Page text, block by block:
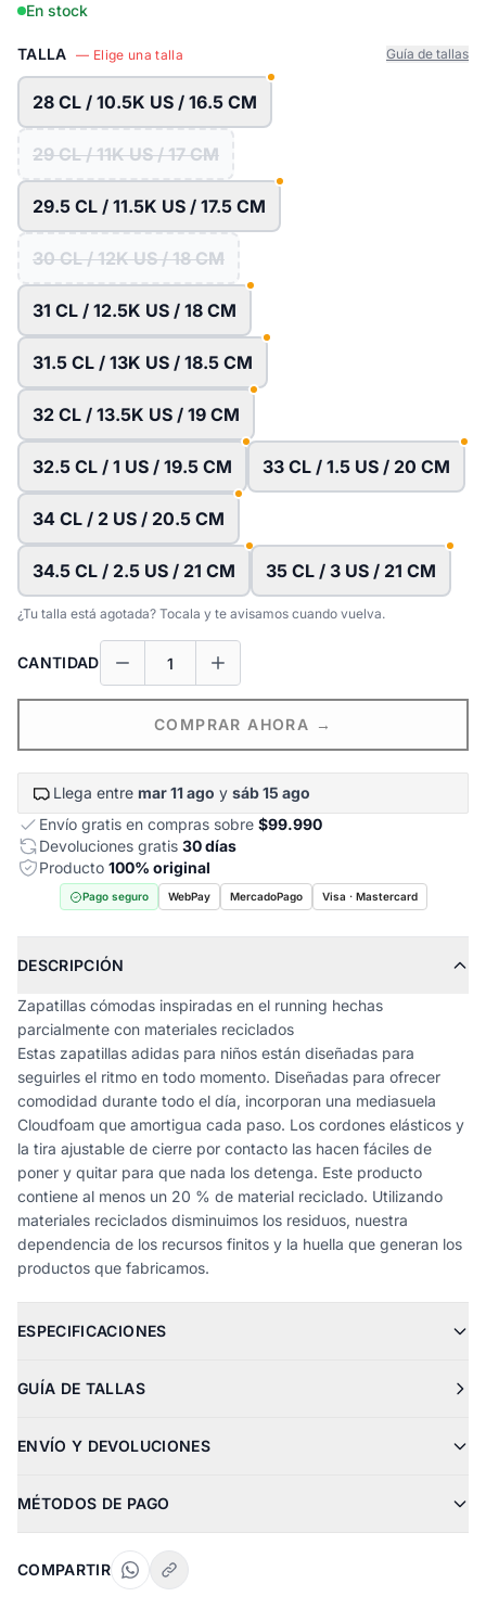
En stock
TALLA — Elige una talla Guía de tallas
28 CL / 10.5K US / 16.5 CM
29 CL / 11K US / 17 CM
29.5 CL / 11.5K US / 17.5 CM
30 CL / 12K US / 18 CM
31 CL / 12.5K US / 18 CM
31.5 CL / 13K US / 18.5 CM
32 CL / 13.5K US / 19 CM
32.5 CL / 1 US / 19.5 CM 33 CL / 1.5 US / 20 CM
34 CL / 2 US / 20.5 CM
34.5 CL / 2.5 US / 21 CM 35 CL / 3 US / 21 CM
¿Tu talla está agotada? Tocala y te avisamos cuando vuelva.
CANTIDAD
COMPRAR AHORA →
Llega entre mar 11 ago y sáb 15 ago
Envío gratis en compras sobre $99.990
Devoluciones gratis 30 días
Producto 100% original
Pago seguro WebPay MercadoPago Visa · Mastercard
DESCRIPCIÓN
Zapatillas cómodas inspiradas en el running hechas
parcialmente con materiales reciclados
Estas zapatillas adidas para niños están diseñadas para
seguirles el ritmo en todo momento. Diseñadas para ofrecer
comodidad durante todo el día, incorporan una mediasuela
Cloudfoam que amortigua cada paso. Los cordones elásticos y
la tira ajustable de cierre por contacto las hacen fáciles de
poner y quitar para que nada los detenga. Este producto
contiene al menos un 20 % de material reciclado. Utilizando
materiales reciclados disminuimos los residuos, nuestra
dependencia de los recursos finitos y la huella que generan los
productos que fabricamos.
ESPECIFICACIONES
GUÍA DE TALLAS
ENVÍO Y DEVOLUCIONES
MÉTODOS DE PAGO
COMPARTIR